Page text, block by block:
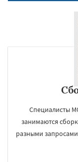
Специалисты
занимаются
разными